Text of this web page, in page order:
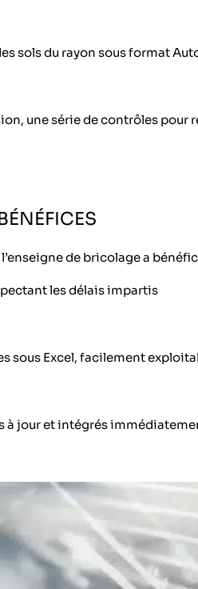
sols du rayon sous format
une série de contrôles pour
l’enseigne de bricolage a
les délais impartis
sous Excel, facilement
jour et intégrés